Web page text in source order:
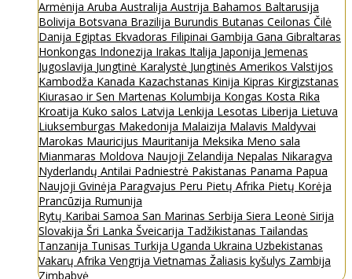
Armėnija Aruba Australija Austrija Bahamos Baltarusija
Bolivija Botsvana Brazilija Burundis Butanas Ceilonas Čilė
Danija Egiptas Ekvadoras Filipinai Gambija Gana Gibraltaras
Honkongas Indonezija Irakas Italija Japonija Jemenas
Jugoslavija Jungtinė Karalystė Jungtinės Amerikos Valstijos
Kambodža Kanada Kazachstanas Kinija Kipras Kirgizstanas
Kiurasao ir Sen Martenas Kolumbija Kongas Kosta Rika
Kroatija Kuko salos Latvija Lenkija Lesotas Liberija Lietuva
Liuksemburgas Makedonija Malaizija Malavis Maldyvai
Marokas Mauricijus Mauritanija Meksika Meno sala
Mianmaras Moldova Naujoji Zelandija Nepalas Nikaragva
Nyderlandų Antilai Padniestrė Pakistanas Panama Papua
Naujoji Gvinėja Paragvajus Peru Pietų Afrika Pietų Korėja
Prancūzija Rumunija
Rytų Karibai Samoa San Marinas Serbija Siera Leonė Sirija
Slovakija Šri Lanka Šveicarija Tadžikistanas Tailandas
Tanzanija Tunisas Turkija Uganda Ukraina Uzbekistanas
Vakarų Afrika Vengrija Vietnamas Žaliasis kyšulys Zambija
Zimbabvė